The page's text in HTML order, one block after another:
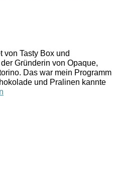
von Tasty Box und
Gründerin von Opaque,
Das war mein Programm
und Pralinen kannte